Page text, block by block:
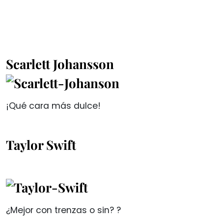
Scarlett Johansson
¡Qué cara más dulce!
Taylor Swift
¿Mejor con trenzas o sin? ?